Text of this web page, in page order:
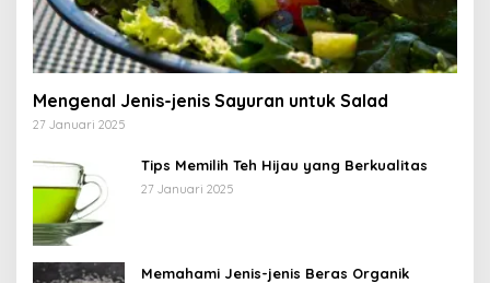
Mengenal Jenis-jenis Sayuran untuk Salad
27 Januari 2025
Tips Memilih Teh Hijau yang Berkualitas
27 Januari 2025
Memahami Jenis-jenis Beras Organik